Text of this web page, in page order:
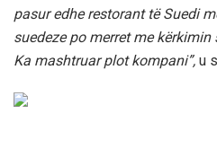
pasur edhe restorant të Suedi
suedeze po merret me
Ka mashtruar plot kompani”, u